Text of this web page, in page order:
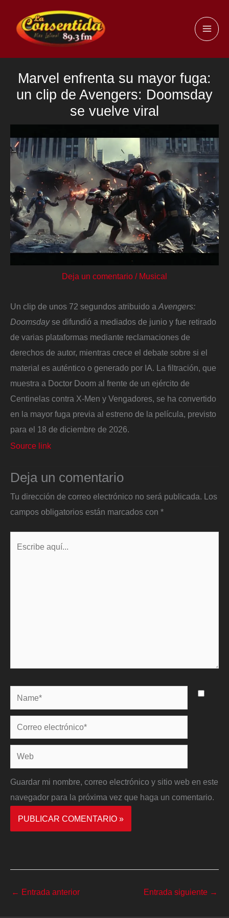
contenido
Marvel enfrenta su mayor fuga:
un clip de Avengers: Doomsday
se vuelve viral
Deja un comentario / Musical
Un clip de unos 72 segundos atribuido a Avengers:
Doomsdayse difundió a mediados de junio y fue retirado
de varias plataformas mediante reclamaciones de
derechos de autor, mientras crece el debate sobre si el
material es auténtico o generado por IA. La filtración, que
muestra a Doctor Doom al frente de un ejército de
Centinelas contra X-Men y Vengadores, se ha convertido
en la mayor fuga previa al estreno de la película, previsto
para el 18 de diciembre de 2026.
Source link
Deja un comentario
Tu dirección de correo electrónico no será publicada. Los
campos obligatorios están marcados con *
Name*
Correo
electrónico*
Web
Guardar mi nombre, correo electrónico y sitio web en este
navegador para la próxima vez que haga un comentario.
← Entrada anterior Entrada siguiente →